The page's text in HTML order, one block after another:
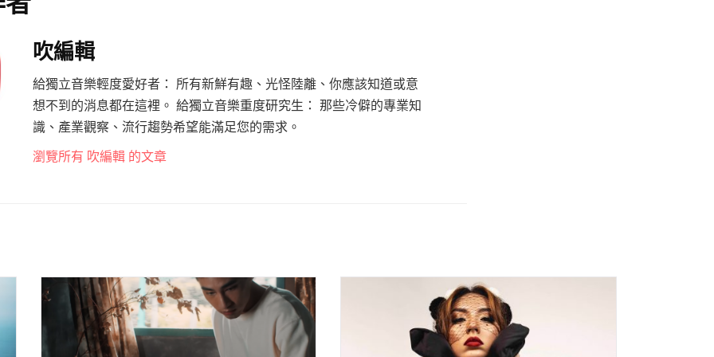
吹編輯
給獨立音樂輕度愛好者： 所有新鮮有趣、光怪陸離、你應該知道或意
想不到的消息都在這裡。 給獨立音樂重度研究生： 那些冷僻的專業知
識、產業觀察、流行趨勢希望能滿足您的需求。
瀏覽所有 吹編輯 的文章